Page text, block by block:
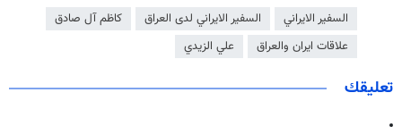
السفير الايراني السفير الايراني لدى العراق
كاظم آل صادق
علاقات ايران والعراق
علي الزيدي
تعليقك